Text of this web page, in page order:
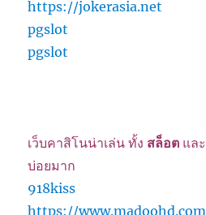
https://jokerasia.net
pgslot
pgslot
เว็บคาสิโนน่าเล่น ทั้ง สล็อต และ
บ่อยมาก
918kiss
https://www.madoohd.com